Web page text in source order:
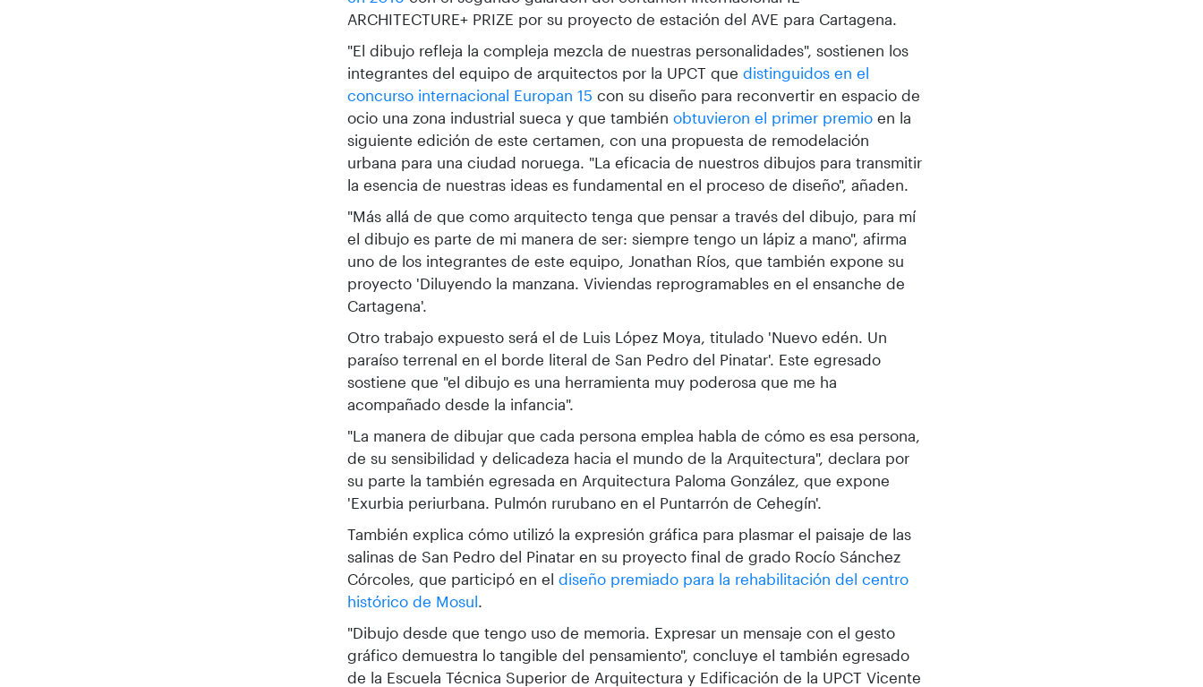
ARCHITECTURE+ PRIZE por su proyecto de estación del AVE para Cartagena.
"El dibujo refleja la compleja mezcla de nuestras personalidades", sostienen los
integrantes del equipo de arquitectos por la UPCT que distinguidos en el
concurso internacional Europan 15 con su diseño para reconvertir en espacio de
ocio una zona industrial sueca y que tambiénobtuvieron el primer premio en la
siguiente edición de este certamen, con una propuesta de remodelación
urbana para una ciudad noruega. "La eficacia de nuestros dibujos para transmitir
la esencia de nuestras ideas es fundamental en el proceso de diseño", añaden.
"Más allá de que como arquitecto tenga que pensar a través del dibujo, para mí
el dibujo es parte de mi manera de ser: siempre tengo un lápiz a mano", afirma
uno de los integrantes de este equipo, Jonathan Ríos, que también expone su
proyecto 'Diluyendo la manzana. Viviendas reprogramables en el ensanche de
Cartagena'.
Otro trabajo expuesto será el de Luis López Moya, titulado 'Nuevo edén. Un
paraíso terrenal en el borde literal de San Pedro del Pinatar'. Este egresado
sostiene que "el dibujo es una herramienta muy poderosa que me ha
acompañado desde la infancia".
"La manera de dibujar que cada persona emplea habla de cómo es esa persona,
de su sensibilidad y delicadeza hacia el mundo de la Arquitectura", declara por
su parte la también egresada en Arquitectura Paloma González, que expone
'Exurbia periurbana. Pulmón rurubano en el Puntarrón de Cehegín'.
También explica cómo utilizó la expresión gráfica para plasmar el paisaje de las
salinas de San Pedro del Pinatar en su proyecto final de grado Rocío Sánchez
Córcoles, que participó en eldiseño premiado para la rehabilitación del centro
histórico de Mosul.
"Dibujo desde que tengo uso de memoria. Expresar un mensaje con el gesto
gráfico demuestra lo tangible del pensamiento", concluye el también egresado
de la Escuela Técnica Superior de Arquitectura y Edificación de la UPCT Vicente